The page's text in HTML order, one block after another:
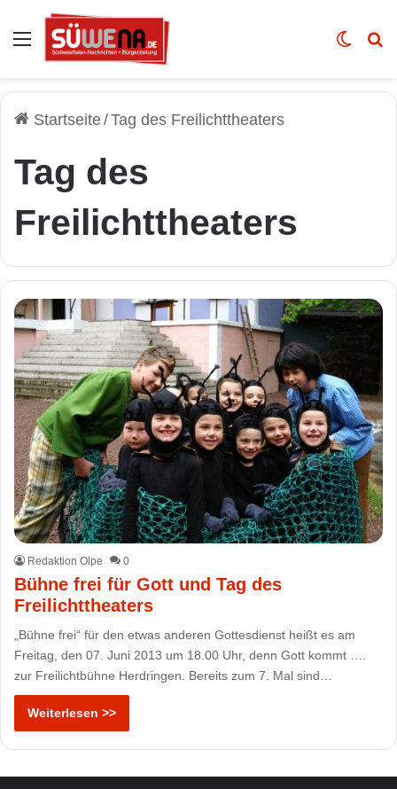
Auswahl Skin
Startseite/Tag des Freilichttheaters
Tag des
Freilichttheaters
Redaktion Olpe 0
Bühne frei für Gott und Tag des
Freilichttheaters
„Bühne frei“ für den etwas anderen Gottesdienst heißt es am
Freitag, den 07. Juni 2013 um 18.00 Uhr, denn Gott kommt ….
zur Freilichtbühne Herdringen. Bereits zum 7. Mal sind…
Weiterlesen >>